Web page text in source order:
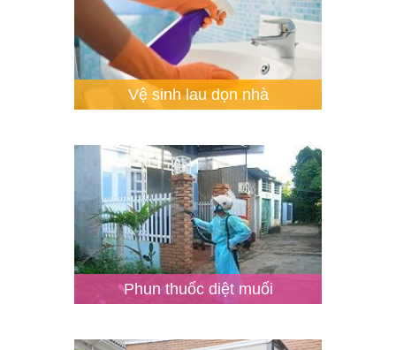
Vệ sinh lau dọn nhà
Phun thuốc diệt muối